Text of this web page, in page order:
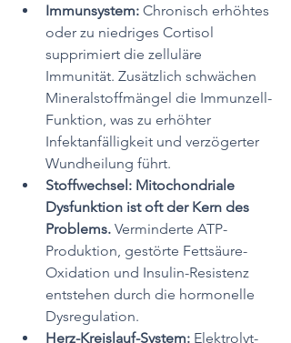
Immunsystem: Chronisch erhöhtes
oder zu niedriges Cortisol
supprimiert die zelluläre
Immunität. Zusätzlich schwächen
Mineralstoffmängel die Immunzell-
Funktion, was zu erhöhter
Infektanfälligkeit und verzögerter
Wundheilung führt.
Stoffwechsel: Mitochondriale
Dysfunktion ist oft der Kern des
Problems. Verminderte ATP-
Produktion, gestörte Fettsäure-
Oxidation und Insulin-Resistenz
entstehen durch die hormonelle
Dysregulation.
Herz-Kreislauf-System: Elektrolyt-